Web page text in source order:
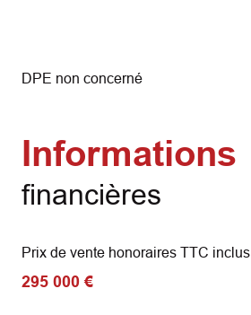
DPE non concerné
Informations
financières
Prix de vente honoraires TTC inclus
295 000 €